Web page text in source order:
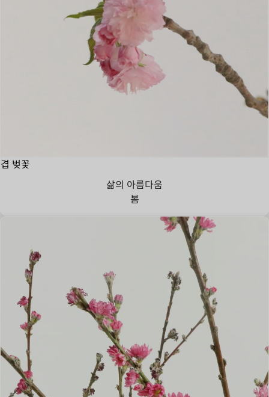
겹 벚꽃
삶의 아름다움
봄